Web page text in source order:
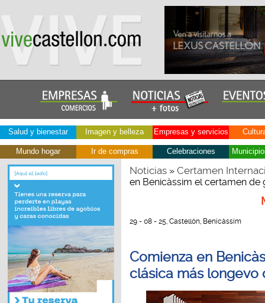
Salud y bienestar Imagen y belleza Empresas y servicios
Mundo hogar Ir de compras Celebraciones
Noticias» Certamen
en Benicàssim el certamen
29 - 08 - 25, Castellón, Benicàssim
Comienza en
clásica más longevo